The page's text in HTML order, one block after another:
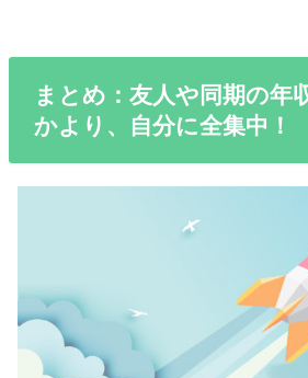
まとめ：友人や同期の年
かより、自分に全集中！